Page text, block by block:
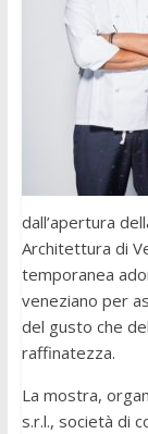
dall’apertura
Architettura di
temporanea
veneziano per
del gusto che
raffinatezza.
La mostra,
s.r.l., società di